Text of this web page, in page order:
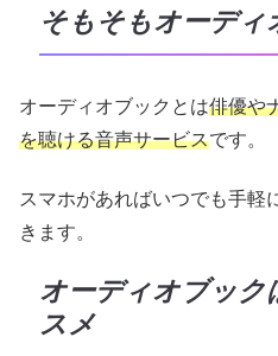
そもそもオーディ
オーディオブックとは俳優や
を聴ける音声サービスです。
スマホがあればいつでも手軽
きます。
オーディオブック
スメ